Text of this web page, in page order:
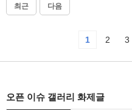
최근 다음
1 2 3
오픈 이슈 갤러리 화제글